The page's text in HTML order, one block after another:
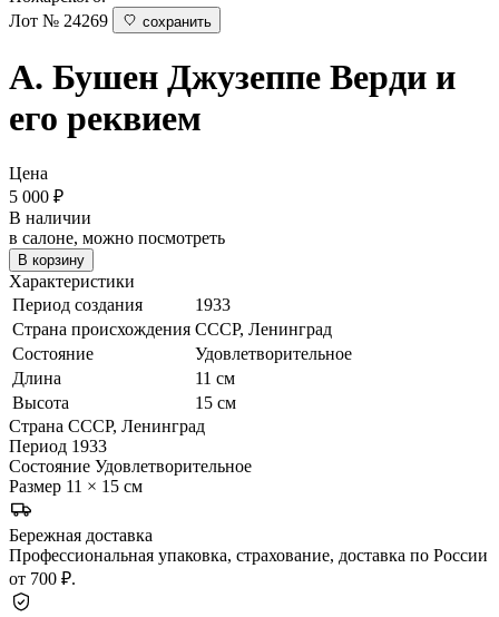
Лот № 24269
сохранить
А. Бушен Джузеппе Верди и
его реквием
Цена
5 000 ₽
В наличии
в салоне, можно посмотреть
В корзину
Характеристики
Период создания
1933
Страна происхождения СССР, Ленинград
Состояние
Удовлетворительное
Длина
11 см
Высота
15 см
Страна СССР, Ленинград
Период 1933
Состояние Удовлетворительное
Размер 11 × 15 см
Бережная доставка
Профессиональная упаковка, страхование, доставка по России
от 700 ₽.